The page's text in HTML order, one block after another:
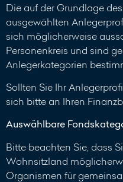
Die auf der Grundlage
ausgewählten
sich möglicherweise
Personenkreis und sind
Anlegerkategorien
Sollten Sie Ihr
sich bitte an Ihren
Auswählbare
Bitte beachten Sie, dass
Wohnsitzland
Organismen für